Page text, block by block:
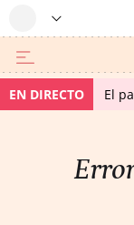
EN DIRECTO El